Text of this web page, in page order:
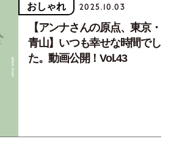
おしゃれ 2025.10.03
【アンナさんの原点、東京・
青山】いつも幸せな時間でし
た。動画公開！Vol.43